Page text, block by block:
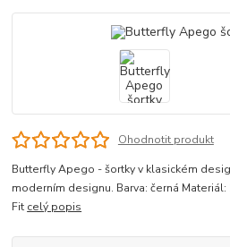
Ohodnotit produkt
Butterfly Apego - šortky v klasickém
moderním designu. Barva: černá
Fit celý popis